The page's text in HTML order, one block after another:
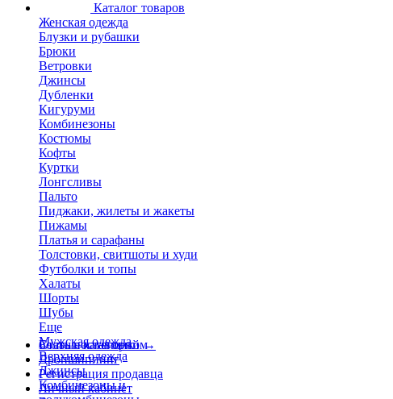
Каталог товаров
Женская одежда
Блузки и рубашки
Брюки
Ветровки
Джинсы
Дубленки
Кигуруми
Комбинезоны
Костюмы
Кофты
Куртки
Лонгсливы
Пальто
Пиджаки, жилеты и жакеты
Пижамы
Платья и сарафаны
Толстовки, свитшоты и худи
Футболки и топы
Халаты
Шорты
Шубы
Еще
Мужская одежда
Верхняя одежда
Джинсы
Комбинезоны и
Больше категорий→
Стать поставщиком
Дропшиппинг
Регистрация продавца
Личный кабинет